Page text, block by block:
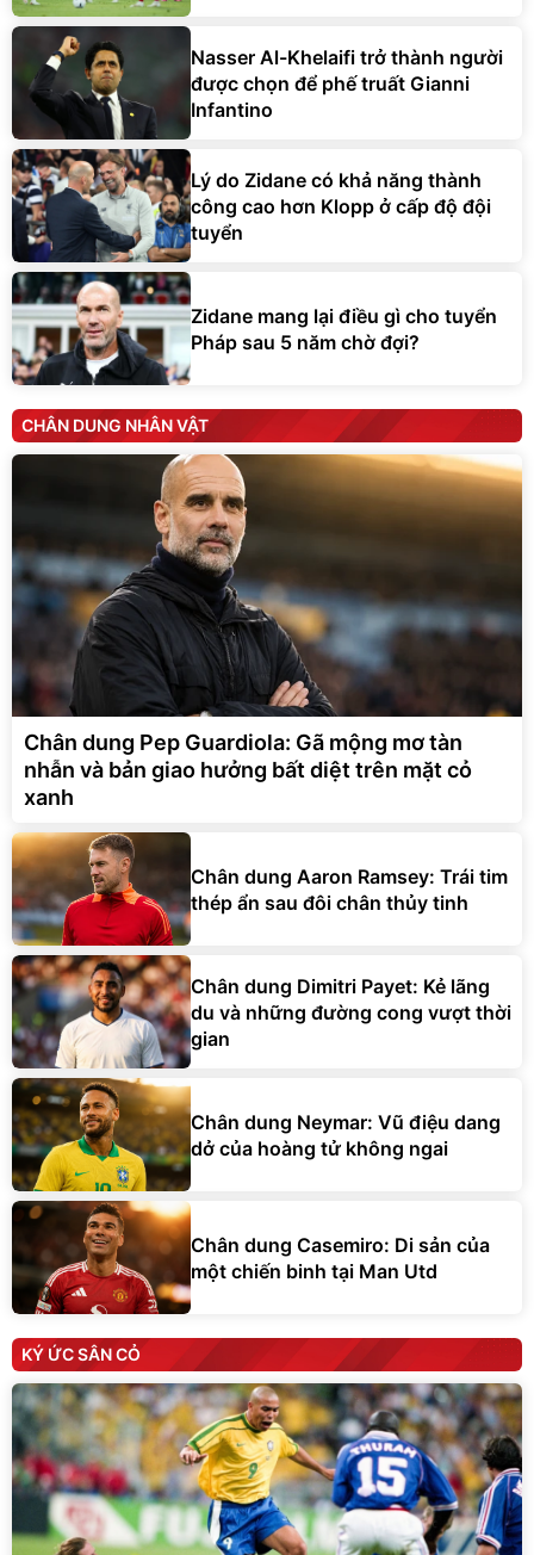
Nasser Al-Khelaifi trở thành người
được chọn để phế truất Gianni
Infantino
Lý do Zidane có khả năng thành
công cao hơn Klopp ở cấp độ đội
tuyển
Zidane mang lại điều gì cho tuyển
Pháp sau 5 năm chờ đợi?
CHÂN DUNG NHÂN VẬT
Chân dung Pep Guardiola: Gã mộng mơ tàn
nhẫn và bản giao hưởng bất diệt trên mặt cỏ
xanh
Chân dung Aaron Ramsey: Trái tim
thép ẩn sau đôi chân thủy tinh
Chân dung Dimitri Payet: Kẻ lãng
du và những đường cong vượt thời
gian
Chân dung Neymar: Vũ điệu dang
dở của hoàng tử không ngai
Chân dung Casemiro: Di sản của
một chiến binh tại Man Utd
KÝ ỨC SÂN CỎ